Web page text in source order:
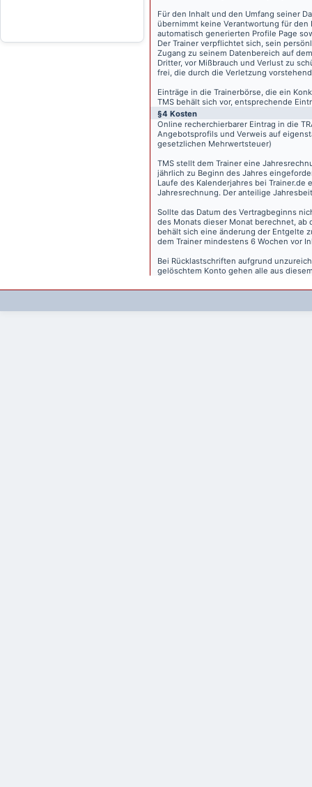
Für den Inhalt und den Umfang seiner
übernimmt keine Verantwortung für den
automatisch generierten Profile Page
Der Trainer verpflichtet sich, sein
Zugang zu seinem Datenbereich auf
Dritter, vor Mißbrauch und Verlust zu
frei, die durch die Verletzung
Einträge in die Trainerbörse, die ein
TMS behält sich vor, entsprechende
§4 Kosten
Online recherchierbarer Eintrag in die
Angebotsprofils und Verweis auf
gesetzlichen Mehrwertsteuer)
TMS stellt dem Trainer eine
jährlich zu Beginn des Jahres
Laufe des Kalenderjahres bei
Jahresrechnung. Der anteilige
Sollte das Datum des Vertragbeginns
des Monats dieser Monat berechnet, ab
behält sich eine änderung der Entgelte
dem Trainer mindestens 6 Wochen vor
Bei Rücklastschriften aufgrund
gelöschtem Konto gehen alle aus